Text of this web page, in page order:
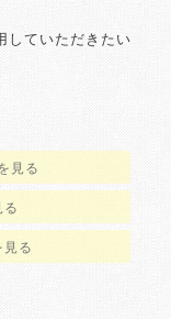
していただきたい
見る
る
見る